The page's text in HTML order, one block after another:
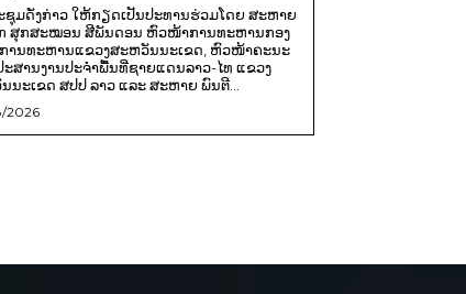
ຊຸມດັ່ງກ່າວ ໃຫ້ກຽດເປັນປະທານຮ່ວມໂດຍ ສະຫາຍ
ສຸກສະໝອນ ສີພັນດອນ ຫົວໜ້າການທະຫານກອງ
ານທະຫານແຂວງສະຫວັນນະເຂດ, ຫົວໜ້າຄະນະ
ສານງານປະຈຳພື້ນທີ່ຊາຍແດນລາວ-ໄທ ແຂວງ
ນະເຂດ ສປປ ລາວ ແລະ ສະຫາຍ ພົນຕີ...
2026